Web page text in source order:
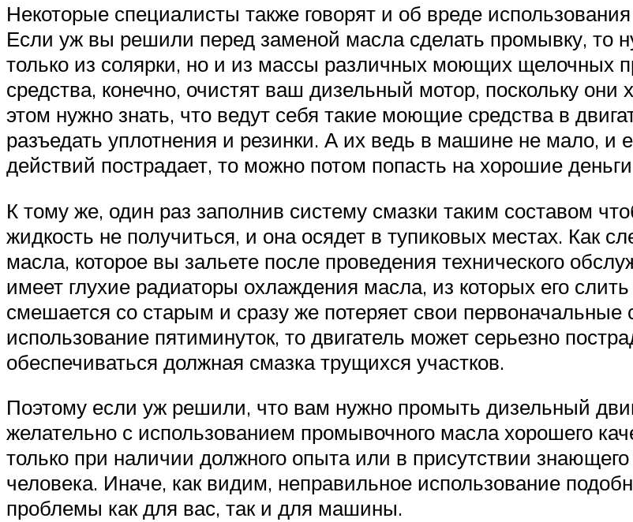
Некоторые специалисты также говорят и об вреде
Если уж вы решили перед заменой масла сделать промывку, то
только из солярки, но и из массы различных моющих щелочных
средства, конечно, очистят ваш дизельный мотор, поскольку
этом нужно знать, что ведут себя такие моющие средства в
разъедать уплотнения и резинки. А их ведь в машине не мало, и
действий пострадает, то можно потом попасть на хорошие
К тому же, один раз заполнив систему смазки таким составом
жидкость не получиться, и она осядет в тупиковых местах. Как
масла, которое вы зальете после проведения технического
имеет глухие радиаторы охлаждения масла, из которых его
смешается со старым и сразу же потеряет свои
использование пятиминуток, то двигатель может серьезно
обеспечиваться должная смазка трущихся участков.
Поэтому если уж решили, что вам нужно промыть дизельный
желательно с использованием промывочного масла хорошего
только при наличии должного опыта или в присутствии
человека. Иначе, как видим, неправильное использование
проблемы как для вас, так и для машины.